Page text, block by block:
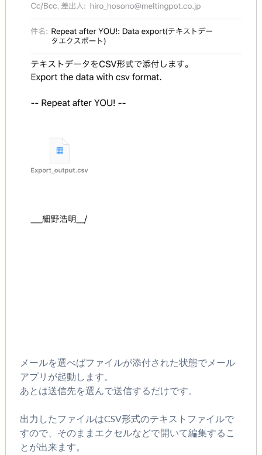
メールを選べばファイルが添付された状態でメール
アプリが起動します。
あとは送信先を選んで送信するだけです。
出力したファイルはCSV形式のテキストファイルで
すので、そのままエクセルなどで開いて編集するこ
とが出来ます。